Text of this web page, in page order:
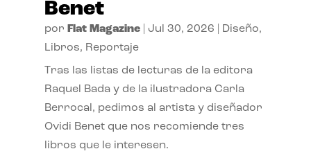
Benet
por Flat Magazine| Jul 30, 2026 Diseño,
Libros, Reportaje
Tras las listas de lecturas de la editora
Raquel Bada y de la ilustradora Carla
Berrocal, pedimos al artista y diseñador
Ovidi Benet que nos recomiende tres
libros que le interesen.